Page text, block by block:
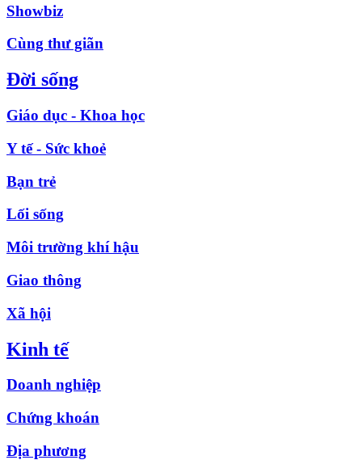
Showbiz
Cùng thư giãn
Đời sống
Giáo dục - Khoa học
Y tế - Sức khoẻ
Bạn trẻ
Lối sống
Môi trường khí hậu
Giao thông
Xã hội
Kinh tế
Doanh nghiệp
Chứng khoán
Địa phương